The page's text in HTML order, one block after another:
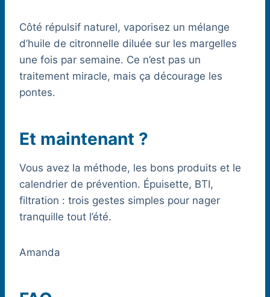
Côté répulsif naturel, vaporisez un mélange
d’huile de citronnelle diluée sur les margelles
une fois par semaine. Ce n’est pas un
traitement miracle, mais ça décourage les
pontes.
Et maintenant ?
Vous avez la méthode, les bons produits et le
calendrier de prévention. Épuisette, BTI,
filtration : trois gestes simples pour nager
tranquille tout l’été.
Amanda